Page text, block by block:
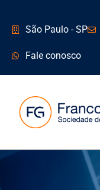
São Paulo - SP
Fale conosco